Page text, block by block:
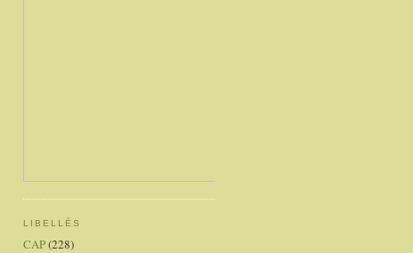
LIBELLÉS
CAP(228)